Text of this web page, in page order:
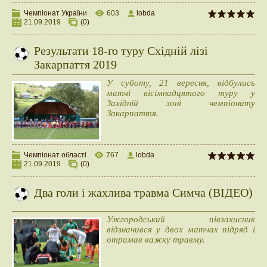
Чемпіонат України 603
lobda
21.09.2019
(0)
Результати 18-го туру Східній лізі
Закарпаття 2019
У суботу, 21 вересня, відбулись
матчі вісімнадцятого туру у
Західній зоні чемпіонату
Закарпаття.
Чемпіонат області 767
lobda
21.09.2019
(0)
Два голи і жахлива травма Симча (ВІДЕО)
Ужгородський півзахисник
відзначився у двох матчах підряд і
отримав важку травму.